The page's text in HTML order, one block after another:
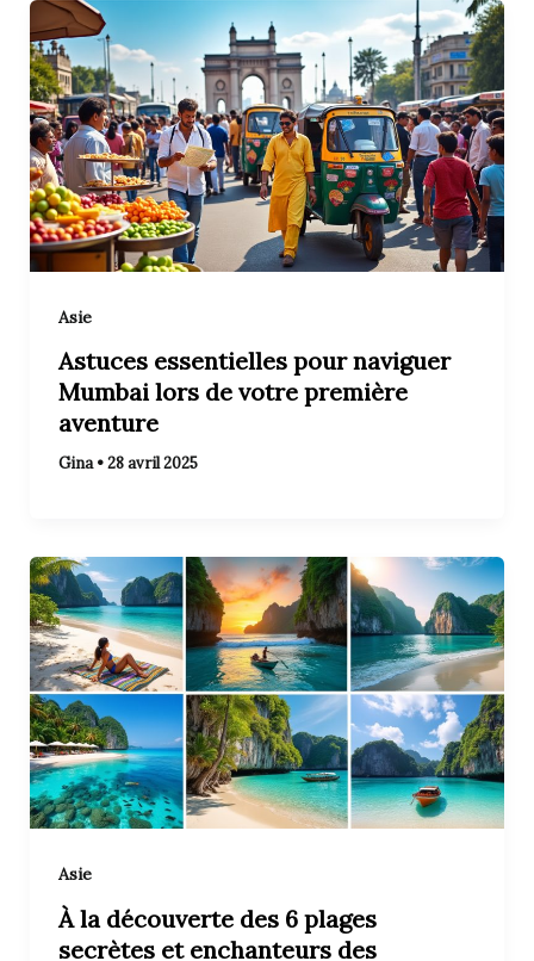
Asie
Astuces essentielles pour naviguer
Mumbai lors de votre première
aventure
Gina•28 avril 2025
Asie
À la découverte des 6 plages
secrètes et enchanteurs des